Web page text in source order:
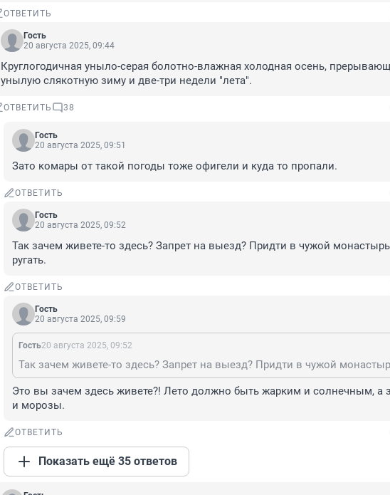
ОТВЕТИТЬ
Гость
20 августа 2025, 09:44
Круглогодичная уныло-серая болотно-влажная холодная осень,
унылую слякотную зиму и две-три недели "лета".
ОТВЕТИТЬ 38
Гость
20 августа 2025, 09:51
Зато комары от такой погоды тоже офигели и куда то пропали.
ОТВЕТИТЬ
Гость
20 августа 2025, 09:52
Так зачем живете-то здесь? Запрет на выезд? Придти в чужой
ругать.
ОТВЕТИТЬ
Гость
20 августа 2025, 09:59
Гость20 августа 2025, 09:52
Это вы зачем здесь живете?! Лето должно быть жарким и солнечным, а
и морозы.
ОТВЕТИТЬ
Показать ещё 35 ответов